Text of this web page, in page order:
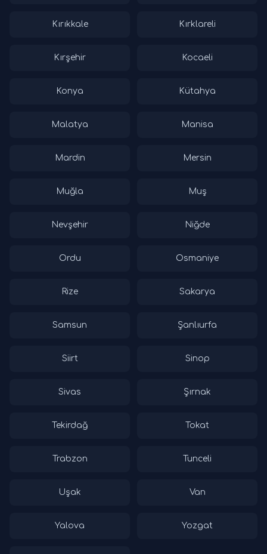
Kırıkkale Kırklareli
Kırşehir Kocaeli
Konya Kütahya
Malatya Manisa
Mardin Mersin
Muğla Muş
Nevşehir Niğde
Ordu Osmaniye
Rize Sakarya
Samsun Şanlıurfa
Siirt Sinop
Sivas Şırnak
Tekirdağ Tokat
Trabzon Tunceli
Uşak Van
Yalova Yozgat